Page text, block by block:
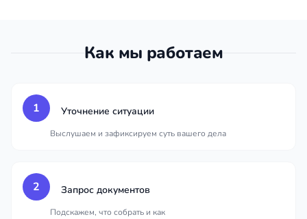
Как мы работаем
1 Уточнение ситуации
Выслушаем и зафиксируем суть вашего дела
2 Запрос документов
Подскажем, что собрать и как